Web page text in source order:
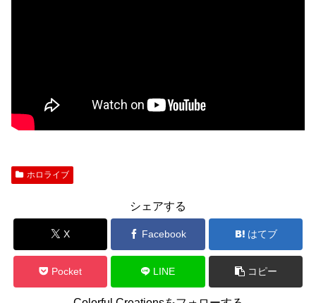
ホロライブ
シェアする
X Facebook はてブ
Pocket LINE コピー